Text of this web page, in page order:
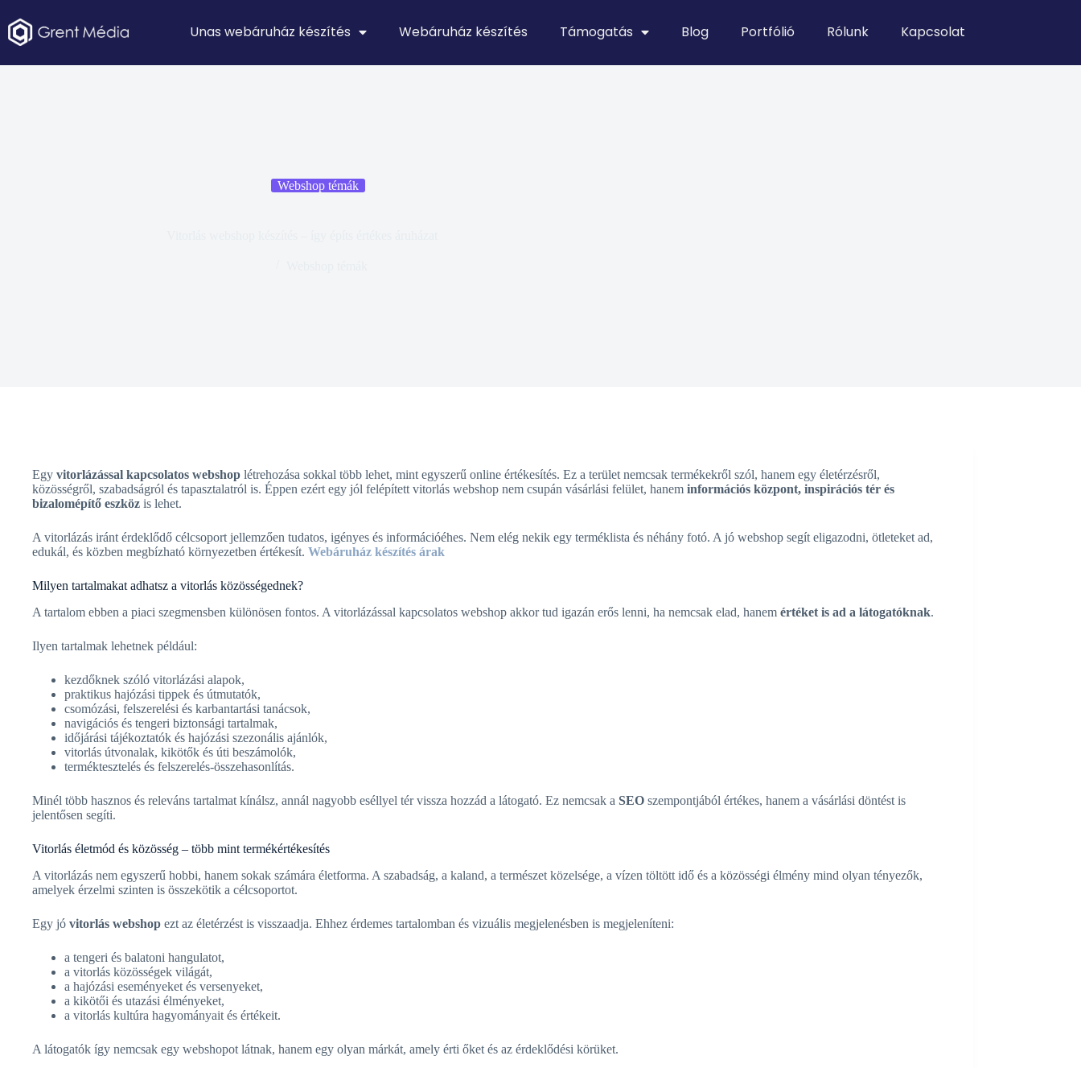
Unas webáruház készítés Webáruház készítés Támogatás Blog Portfólió Rólunk Kapcsolat
Webshop témák
Egy vitorlázással kapcsolatos webshop létrehozása sokkal több lehet, mint egyszerű online értékesítés. Ez a terület nemcsak termékekről szól, hanem egy életérzésről,
közösségről, szabadságról és tapasztalatról is. Éppen ezért egy jól felépített vitorlás webshop nem csupán vásárlási felület, hanem információs központ, inspirációs tér és
bizalomépítő eszköz is lehet.
A vitorlázás iránt érdeklődő célcsoport jellemzően tudatos, igényes és információéhes. Nem elég nekik egy terméklista és néhány fotó. A jó webshop segít eligazodni, ötleteket ad,
edukál, és közben megbízható környezetben értékesít. Webáruház készítés árak
Milyen tartalmakat adhatsz a vitorlás közösségednek?
A tartalom ebben a piaci szegmensben különösen fontos. A vitorlázással kapcsolatos webshop akkor tud igazán erős lenni, ha nemcsak elad, hanem értéket is ad a látogatóknak.
Ilyen tartalmak lehetnek például:
kezdőknek szóló vitorlázási alapok,
praktikus hajózási tippek és útmutatók,
csomózási, felszerelési és karbantartási tanácsok,
navigációs és tengeri biztonsági tartalmak,
időjárási tájékoztatók és hajózási szezonális ajánlók,
vitorlás útvonalak, kikötők és úti beszámolók,
terméktesztelés és felszerelés-összehasonlítás.
Minél több hasznos és releváns tartalmat kínálsz, annál nagyobb eséllyel tér vissza hozzád a látogató. Ez nemcsak a SEO szempontjából értékes, hanem a vásárlási döntést is
jelentősen segíti.
Vitorlás életmód és közösség – több mint termékértékesítés
A vitorlázás nem egyszerű hobbi, hanem sokak számára életforma. A szabadság, a kaland, a természet közelsége, a vízen töltött idő és a közösségi élmény mind olyan tényezők,
amelyek érzelmi szinten is összekötik a célcsoportot.
Egy jó vitorlás webshop ezt az életérzést is visszaadja. Ehhez érdemes tartalomban és vizuális megjelenésben is megjeleníteni:
a tengeri és balatoni hangulatot,
a vitorlás közösségek világát,
a hajózási eseményeket és versenyeket,
a kikötői és utazási élményeket,
a vitorlás kultúra hagyományait és értékeit.
A látogatók így nemcsak egy webshopot látnak, hanem egy olyan márkát, amely érti őket és az érdeklődési körüket.